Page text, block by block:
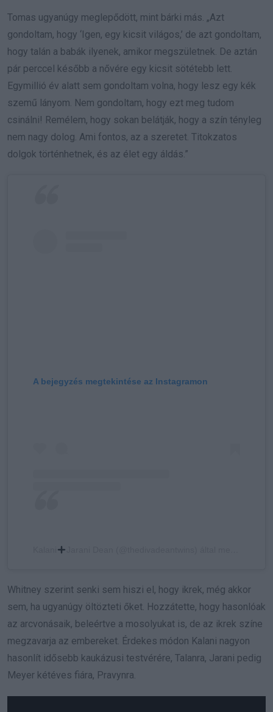
Tomas ugyanúgy meglepődött, mint bárki más. „Azt
gondoltam, hogy ‘Igen, egy kicsit világos,’ de azt gondoltam,
hogy talán a babák ilyenek, amikor megszületnek. De aztán
pár perccel később a nővére egy kicsit sötétebb lett.
Egymillió év alatt sem gondoltam volna, hogy lesz egy kék
szemű lányom. Nem gondoltam, hogy ezt meg tudom
csinálni! Remélem, hogy sokan belátják, hogy a szín tényleg
nem nagy dolog. Ami fontos, az a szeretet. Titokzatos
dolgok történhetnek, és az élet egy áldás.”
A bejegyzés megtekintése az Instagramon
Whitney szerint senki sem hiszi el, hogy ikrek, még akkor
sem, ha ugyanúgy öltözteti őket. Hozzátette, hogy hasonlóak
az arcvonásaik, beleértve a mosolyukat is, de az ikrek színe
megzavarja az embereket. Érdekes módon Kalani nagyon
hasonlít idősebb kaukázusi testvérére, Talanra, Jarani pedig
Meyer kétéves fiára, Pravynra.